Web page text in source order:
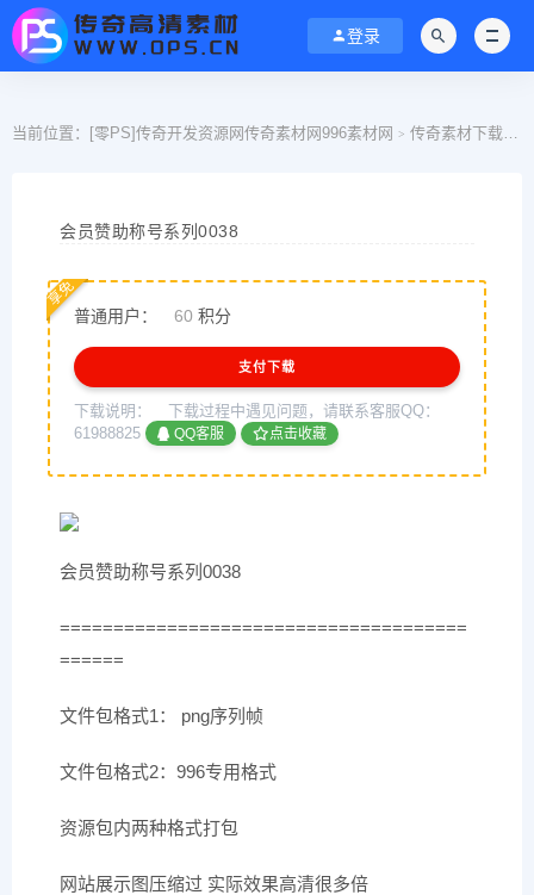
登录
当前位置： [零PS]传奇开发资源网传奇素材网996素材网 > 传奇素材下载
会员赞助称号系列0038
普通用户： 60 积分
享免
支付下载
下载说明：
下载过程中遇见问题，请联系客服QQ：
61988825
QQ客服 点击收藏
会员赞助称号系列0038
======================================
======
文件包格式1： png序列帧
文件包格式2：996专用格式
资源包内两种格式打包
网站展示图压缩过 实际效果高清很多倍